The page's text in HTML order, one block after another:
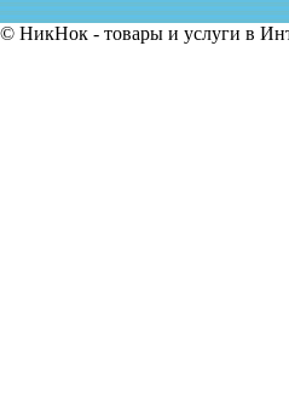
© НикНок - товары и услуги в